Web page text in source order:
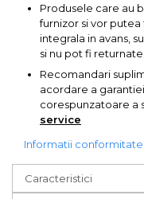
Produsele care au
furnizor si vor
integrala in avans,
si nu pot fi returnate.
Recomandari
acordare a
corespunzatoare a
service
Informatii
Caracteristici